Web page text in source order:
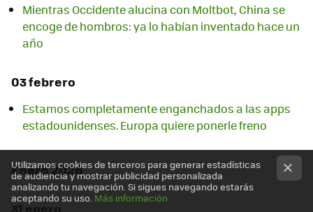
Mientras Occidente alucina con Moltbot, China se
encoge de hombros: ya lo habían inventado hace un
año
03 febrero
Estamos completamente enganchados a las apps
estadounidenses. Europa quiere ponerle freno
Enero 2026
Utilizamos cookies de terceros para generar estadísticas
de audiencia y mostrar publicidad personalizada
analizando tu navegación. Si sigues navegando estarás
aceptando su uso. Más información